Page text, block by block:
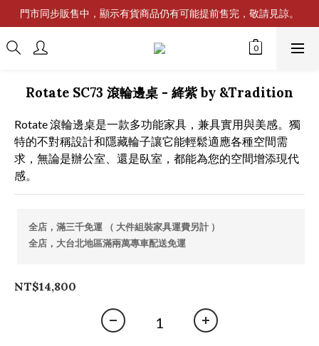
門市同步販售中，顯示有貨商品仍有可能提前售完，敬請見諒。
Rotate SC73 滾輪邊桌 - 絳紫 by &Tradition
Rotate 滾輪邊桌是一款多功能家具，兼具實用與美感。獨
特的不對稱設計和隱藏輪子讓它能輕鬆適應各種空間需
求，無論是辦公室、還是臥室，都能為您的空間增添現代
感。
全店，滿三千免運 （ 大件組裝家具運費另計 ）
全店，大台北地區滿兩萬專車配送免運
NT$14,800